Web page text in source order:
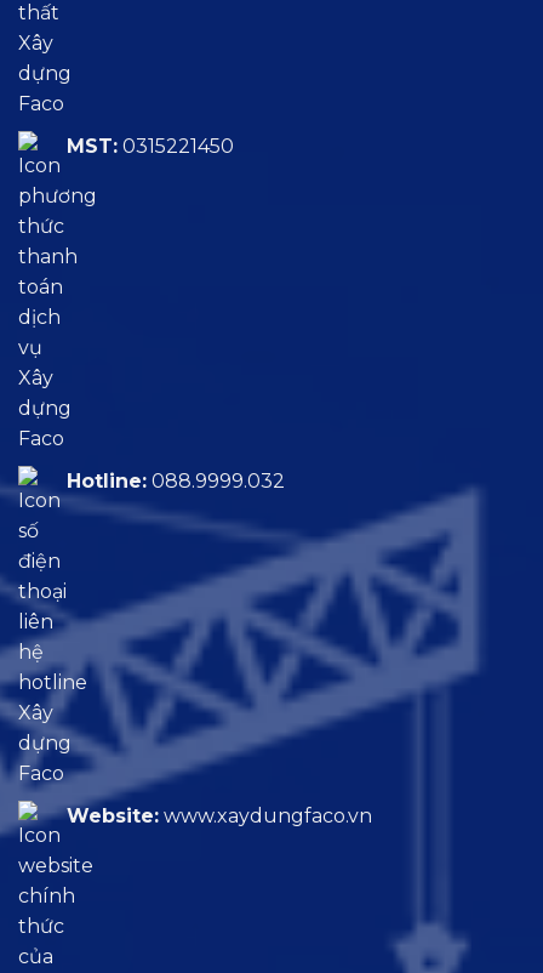
MST: 0315221450
Hotline: 088.9999.032
Website: www.xaydungfaco.vn